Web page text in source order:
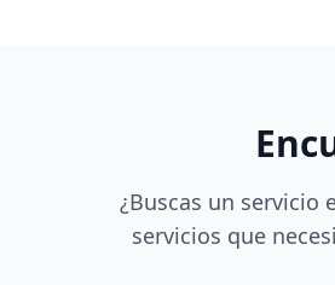
¿Buscas un servicio
servicios que